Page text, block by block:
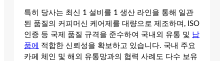
특히 당사는 최신 1 설비를 1 생산 라인을 통해 일관
된 품질의 커피머신 케어제를 대량으로 제조하며, ISO
인증 등 국제 품질 규격을 준수하여 국내외 유통 및 납
품에
적합한 신뢰성을 확보하고 있습니다. 국내 주요
카페 체인 및 해외 유통망과의 협력 사례도 다수 보유